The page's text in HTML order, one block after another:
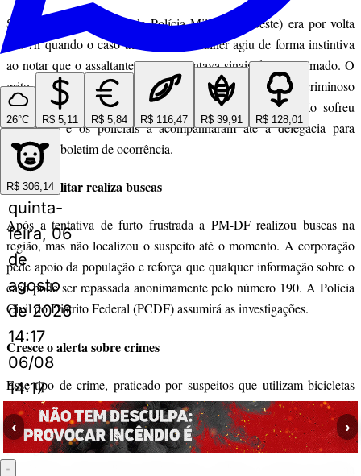
26°C R$ 5,11 R$ 5,84 R$ 116,47 R$ 39,91 R$ 128,01
R$ 306,14
quinta-
feira, 06
de
agosto
de 2026
14:17
06/08
14:17
‹ ›
Segundo o 7º Batalhão da Polícia Militar (Sudoeste) era por volta
das 7h quando o caso aconteceu, a mulher agiu de forma instintiva
ao notar que o assaltante não apresentava sinais de estar armado. O
grito foi suficiente para assustá-lo e impedir o roubo. O criminoso
não levou nenhum objeto. Mesmo abalada, a vítima não sofreu
ferimentos e os policiais a acompanharam até a delegacia para
registrar o boletim de ocorrência.
Polícia Militar realiza buscas
Após a tentativa de furto frustrada a PM-DF realizou buscas na
região, mas não localizou o suspeito até o momento. A corporação
pede apoio da população e reforça que qualquer informação sobre o
caso pode ser repassada anonimamente pelo número 190. A Polícia
Civil do Distrito Federal (PCDF) assumirá as investigações.
Cresce o alerta sobre crimes
Esse tipo de crime, praticado por suspeitos que utilizam bicicletas
como meio de fuga, tem sido registrado em diferentesregiões do DF.
A tática facilita a mobilidade dos criminosos e dificulta a
perseguição policial, especialmente em horários de pouco
movimento. Especialistas alertam que, embora a reação da vítima